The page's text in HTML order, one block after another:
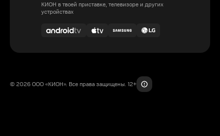
КИОН в твоей приставке, телевизоре и других
устройствах
© 2026 ООО «КИОН». Все права защищены. 12+